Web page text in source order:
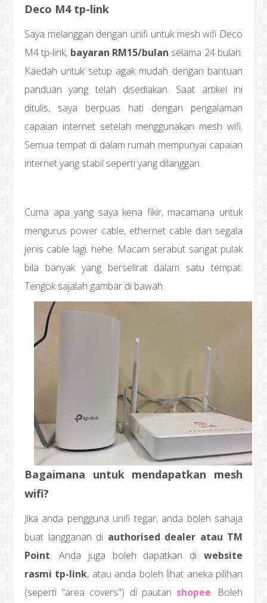
Deco M4 tp-link
Saya melanggan dengan unifi untuk mesh wifi Deco
M4 tp-link, bayaran RM15/bulan selama 24 bulan.
Kaedah untuk setup agak mudah dengan bantuan
panduan yang telah disediakan. Saat artikel ini
ditulis, saya berpuas hati dengan pengalaman
capaian internet setelah menggunakan mesh wifi.
Semua tempat di dalam rumah mempunyai capaian
internet yang stabil seperti yang dilanggan.
Cuma apa yang saya kena fikir, macamana untuk
mengurus power cable, ethernet cable dan segala
jenis cable lagi. hehe. Macam serabut sangat pulak
bila banyak yang berselirat dalam satu tempat.
Tengok sajalah gambar di bawah.
Bagaimana untuk mendapatkan mesh
wifi?
Jika anda pengguna unifi tegar, anda boleh sahaja
buat langganan di authorised dealer atau TM
Point. Anda juga boleh dapatkan di website
rasmi tp-link, atau anda boleh lihat aneka pilihan
(seperti "area covers") di pautan shopee. Boleh